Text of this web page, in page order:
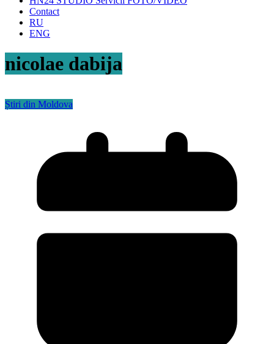
Contact
RU
ENG
nicolae dabija
Știri din Moldova